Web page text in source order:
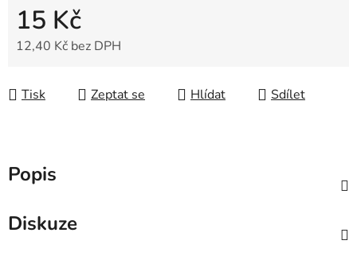
15 Kč
12,40 Kč bez DPH
Tisk
Zeptat se Hlídat Sdílet
Popis
Diskuze